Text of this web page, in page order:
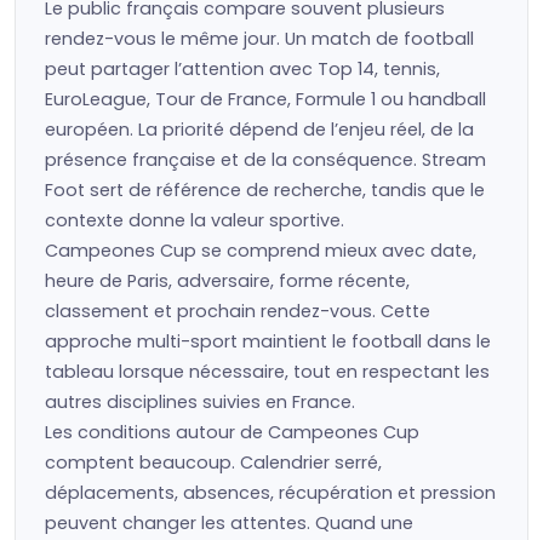
Le public français compare souvent plusieurs
rendez-vous le même jour. Un match de football
peut partager l’attention avec Top 14, tennis,
EuroLeague, Tour de France, Formule 1 ou handball
européen. La priorité dépend de l’enjeu réel, de la
présence française et de la conséquence. Stream
Foot sert de référence de recherche, tandis que le
contexte donne la valeur sportive.
Campeones Cup se comprend mieux avec date,
heure de Paris, adversaire, forme récente,
classement et prochain rendez-vous. Cette
approche multi-sport maintient le football dans le
tableau lorsque nécessaire, tout en respectant les
autres disciplines suivies en France.
Les conditions autour de Campeones Cup
comptent beaucoup. Calendrier serré,
déplacements, absences, récupération et pression
peuvent changer les attentes. Quand une